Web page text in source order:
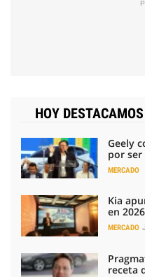
HOY DESTACAMOS
Geely
por
MERCADO
Kia
en
MERCADO
receta